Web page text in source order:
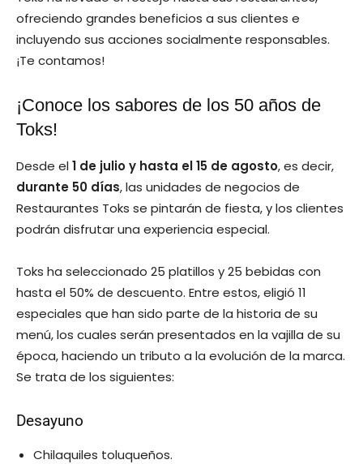
ofreciendo grandes beneficios a sus clientes e
incluyendo sus acciones socialmente responsables.
¡Te contamos!
¡Conoce los sabores de los 50 años de
Toks!
Desde el1 de julio y hasta el 15 de agosto, es decir,
durante 50 días, las unidades de negocios de
Restaurantes Toks se pintarán de fiesta, y los clientes
podrán disfrutar una experiencia especial.
Toks ha seleccionado 25 platillos y 25 bebidas con
hasta el 50% de descuento. Entre estos, eligió 11
especiales que han sido parte de la historia de su
menú, los cuales serán presentados en la vajilla de su
época, haciendo un tributo a la evolución de la marca.
Se trata de los siguientes:
Desayuno
Chilaquiles toluqueños.